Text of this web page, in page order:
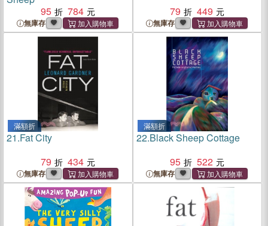
95
784
無庫存
79 449
無庫存
滿額折
21.Fat City
79
434
無庫存
滿額折
22.Black Sheep Cottage
95
522
無庫存